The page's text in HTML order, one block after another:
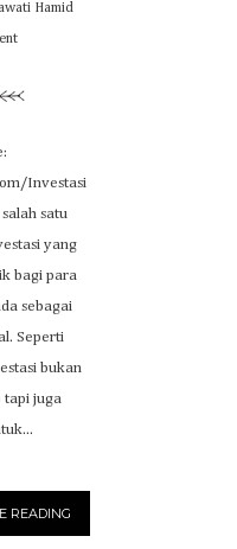
Hamid
Investasi
satu
yang
bagi para
sebagai
Seperti
bukan
tapi juga
READING